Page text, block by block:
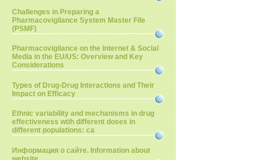
Challenges in Preparing a
Pharmacovigilance System Master File
(PSMF)
Pharmacovigilance on the Internet & Social
Media in the EU/US: Overview and Key
Considerations
Types of Drug-Drug Interactions and Their
Impact on Efficacy
Ethnic variability and mechanisms in drug
effectiveness wtih different doses in
different populations: ca
Информация о сайте. Information about